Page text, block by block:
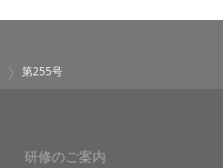
第255号
研修のご案内